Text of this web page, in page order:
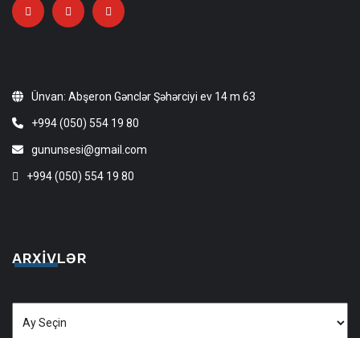
Ünvan: Abşeron Gənclər Şəhərciyi ev 14 m 63
+994 (050) 554 19 80
gununsesi@gmail.com
+994 (050) 554 19 80
ARXIVLƏR
Arxivlər